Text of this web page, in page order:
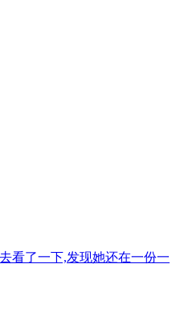
看了一下,发现她还在一份一